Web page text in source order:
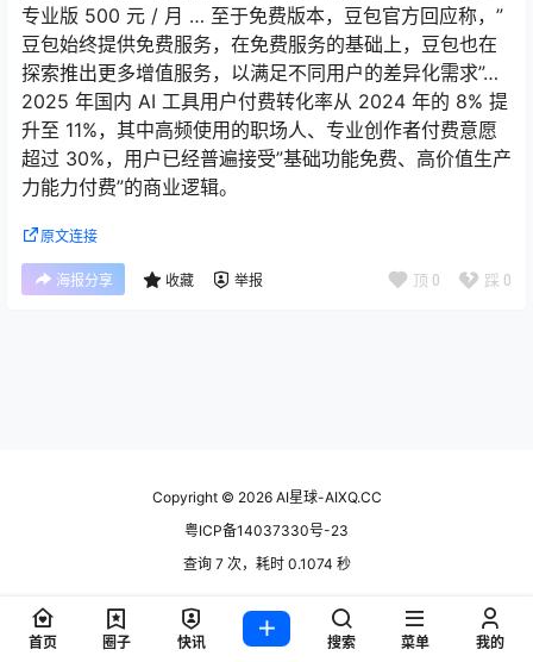
专业版 500 元 / 月 … 至于免费版本，豆包官方回应称，”
豆包始终提供免费服务，在免费服务的基础上，豆包也在
探索推出更多增值服务，以满足不同用户的差异化需求”…
2025 年国内 AI 工具用户付费转化率从 2024 年的 8% 提
升至 11%，其中高频使用的职场人、专业创作者付费意愿
超过 30%，用户已经普遍接受”基础功能免费、高价值生产
力能力付费”的商业逻辑。
原文连接
海报分享 收藏 举报 顶 0 踩 0
Copyright © 2026AI星球-AIXQ.CC
粤ICP备14037330号-23
查询 7 次，耗时 0.1074 秒
首页 圈子 快讯 搜索 菜单 我的